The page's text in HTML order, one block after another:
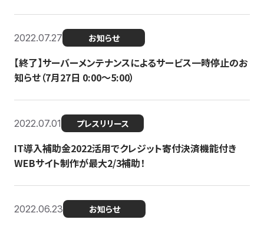
2022.07.27 お知らせ
【終了】サーバーメンテナンスによるサービス一時停止のお
知らせ（7月27日 0:00〜5:00）
2022.07.01 プレスリリース
IT導入補助金2022活用でクレジット寄付決済機能付き
WEBサイト制作が最大2/3補助！
2022.06.23 お知らせ